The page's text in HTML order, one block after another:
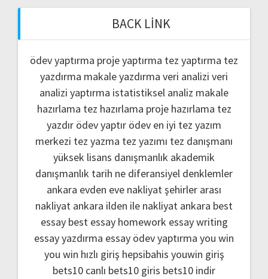
BACK LINK
ödev yaptırma proje yaptırma tez yaptırma tez
yazdırma makale yazdırma veri analizi veri
analizi yaptırma istatistiksel analiz makale
hazırlama tez hazırlama proje hazırlama tez
yazdır ödev yaptır ödev en iyi tez yazım
merkezi tez yazma tez yazımı tez danışmanı
yüksek lisans danışmanlık akademik
danışmanlık tarih ne diferansiyel denklemler
ankara evden eve nakliyatşehirler arası
nakliyat ankara ilden ile nakliyat ankara best
essay best essay homework essay writing
essay yazdırma essay ödev yaptırma you win
you win hızlı giriş hepsibahis youwin giriş
bets10 canlı bets10 giris bets10 indir